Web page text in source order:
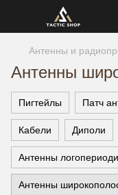
Антенны и
Антенны
Пигтейлы Патч
Кабели Диполи
Антенны
Антенны